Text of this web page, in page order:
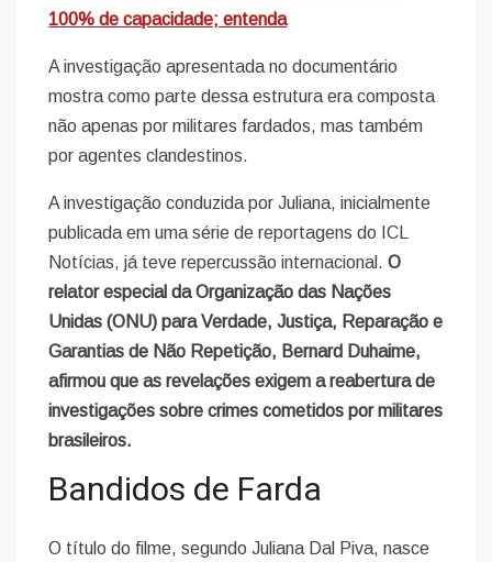
100% de capacidade; entenda
A investigação apresentada no documentário
mostra como parte dessa estrutura era composta
não apenas por militares fardados, mas também
por agentes clandestinos.
A investigação conduzida por Juliana, inicialmente
publicada em uma série de reportagens do ICL
Notícias, já teve repercussão internacional.O
relator especial da Organização das Nações
Unidas (ONU) para Verdade, Justiça, Reparação e
Garantias de Não Repetição, Bernard Duhaime,
afirmou que as revelações exigem a reabertura de
investigações sobre crimes cometidos por militares
brasileiros.
Bandidos de Farda
O título do filme, segundo Juliana Dal Piva, nasce